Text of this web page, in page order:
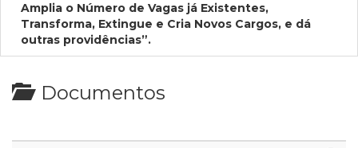
Amplia o Número de Vagas já Existentes,
Transforma, Extingue e Cria Novos Cargos, e dá
outras providências”.
Documentos